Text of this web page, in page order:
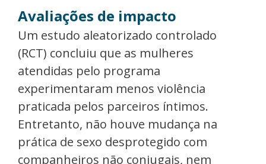
Avaliações de impacto
Um estudo aleatorizado controlado
(RCT) concluiu que as mulheres
atendidas pelo programa
experimentaram menos violência
praticada pelos parceiros íntimos.
Entretanto, não houve mudança na
prática de sexo desprotegido com
companheiros não conjugais, nem